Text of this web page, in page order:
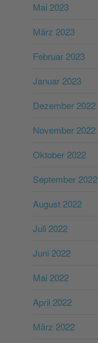
Mai 2023
März 2023
Februar 2023
Januar 2023
Dezember 2022
November 2022
Oktober 2022
September 2022
August 2022
Juli 2022
Juni 2022
Mai 2022
April 2022
März 2022